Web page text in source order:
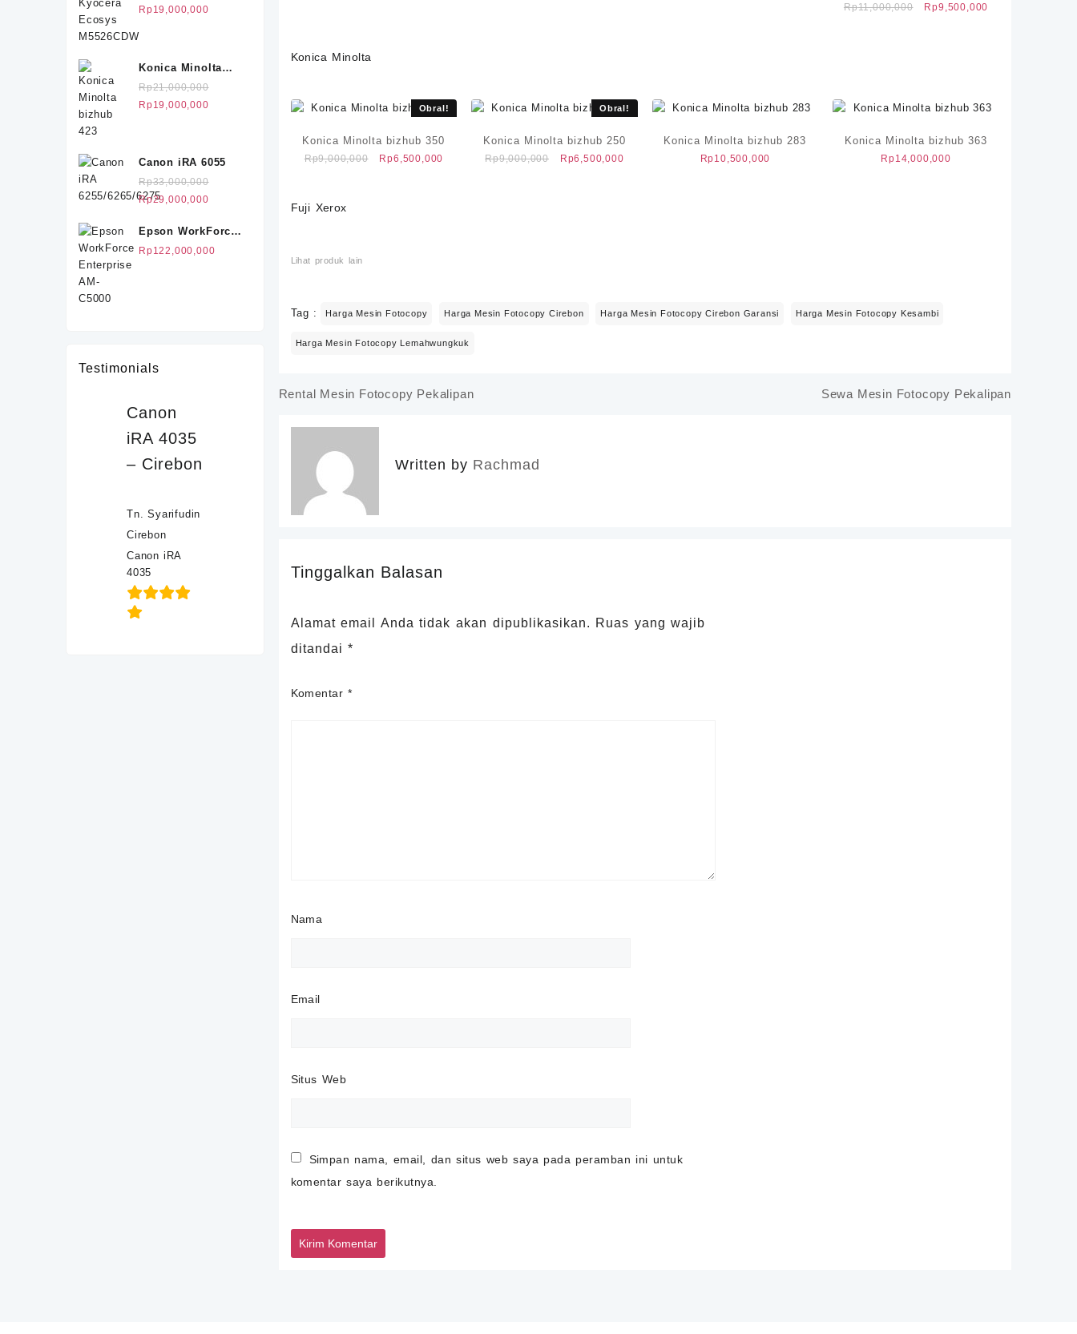
Rp11,000,000
Harga
Rp9,500,000
Konica Minolta
Obral!
Konica Minolta bizhub 350
Rp9,000,000
Harga
Rp6,500,000
Obral!
Konica Minolta bizhub 250
Rp9,000,000
Harga
Rp6,500,000Harga
Konica Minolta bizhub 283
Rp10,500,000
Konica Minolta bizhub 363
Rp14,000,000
Fuji Xerox
Lihat produk lain
Tag : Harga Mesin Fotocopy Harga Mesin Fotocopy Cirebon Harga Mesin Fotocopy Cirebon Garansi Harga Mesin Fotocopy Kesambi
Harga Mesin Fotocopy Lemahwungkuk
Navigasi
pos
Rental Mesin Fotocopy Pekalipan Sewa Mesin Fotocopy Pekalipan
Written by Rachmad
Tinggalkan Balasan
Alamat email Anda tidak akan dipublikasikan. Ruas yang wajib
ditandai*
Komentar*
Nama
Email
Situs Web
Simpan nama, email, dan situs web saya pada peramban ini untuk
komentar saya berikutnya.
Rp24,750,000.adalah:
M5526CDW
Rp19,000,000
Konica Minolta
bizhub 423
Rp21,000,000
Harga
Rp19,000,000Harga
Canon iRA 6055
Rp33,000,000
Harga
adalah:
Rp33,000,000.
Rp29,000,000Harga
ini
adalah:
Epson WorkForce
Enterprise AM-
Rp122,000,000
Testimonials
Canon
iRA 4035
– Cirebon
Tn. Syarifudin
Cirebon
Canon iRA
4035